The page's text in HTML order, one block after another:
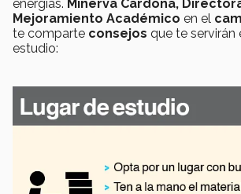
energías. Minerva Cardona,
Mejoramiento Académico en el
te comparte consejos que te servirán
estudio: